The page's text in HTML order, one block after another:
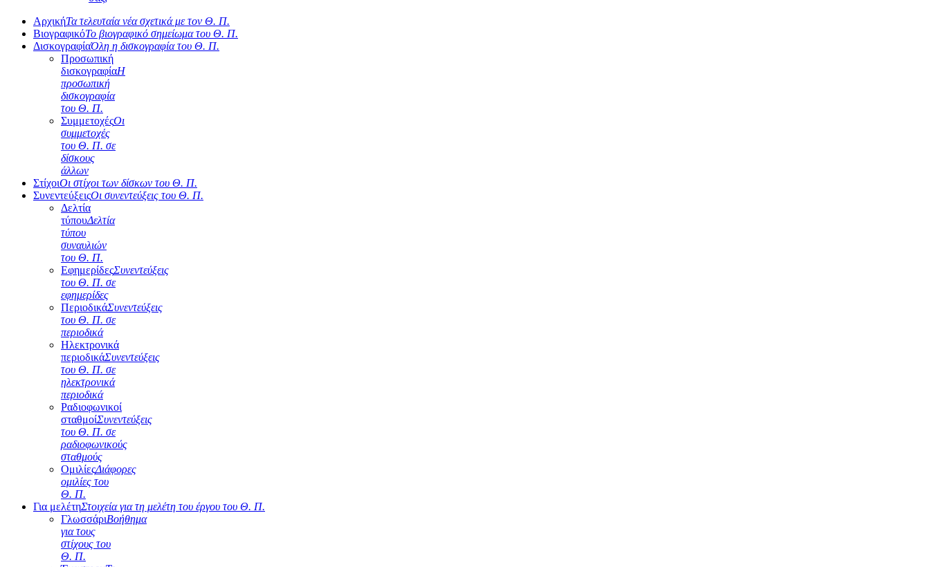
ΑρχικήΤα τελευταία νέα σχετικά με τον Θ. Π.
ΒιογραφικόΤο βιογραφικό σημείωμα του Θ. Π.
ΔισκογραφίαΌλη η δισκογραφία του Θ. Π.
Προσωπική
δισκογραφίαΗ
προσωπική
δισκογραφία
του Θ. Π.
ΣυμμετοχέςΟι
συμμετοχές
του Θ. Π. σε
δίσκους
άλλων
ΣτίχοιΟι στίχοι των δίσκων του Θ. Π.
ΣυνεντεύξειςΟι συνεντεύξεις του Θ. Π.
Δελτία
τύπουΔελτία
τύπου
συναυλιών
του Θ. Π.
ΕφημερίδεςΣυνεντεύξεις
του Θ. Π. σε
εφημερίδες
ΠεριοδικάΣυνεντεύξεις
του Θ. Π. σε
περιοδικά
Ηλεκτρονικά
περιοδικάΣυνεντεύξεις
του Θ. Π. σε
ηλεκτρονικά
περιοδικά
Ραδιοφωνικοί
σταθμοίΣυνεντεύξεις
του Θ. Π. σε
ραδιοφωνικούς
σταθμούς
ΟμιλίεςΔιάφορες
ομιλίες του
Θ. Π.
Για μελέτηΣτοιχεία για τη μελέτη του έργου του Θ. Π.
ΓλωσσάριΒοήθημα
για τους
στίχους του
Θ. Π.